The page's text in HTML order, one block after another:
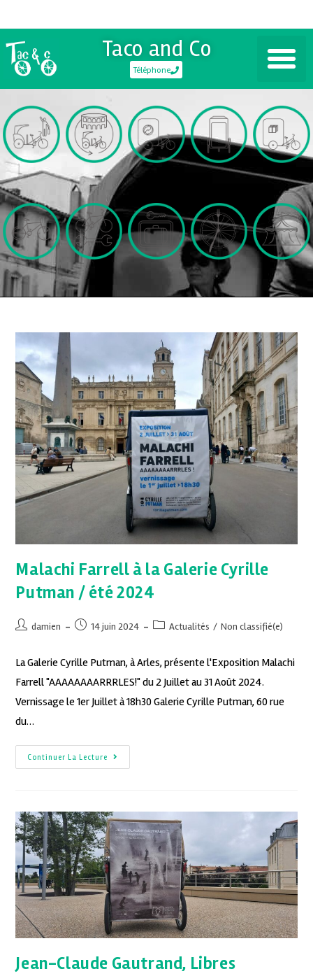
Taco and Co
Téléphone
Malachi Farrell à la Galerie Cyrille
Putman / été 2024
damien 14 juin 2024 Actualités / Non classifié(e)
La Galerie Cyrille Putman, à Arles, présente l'Exposition Malachi
Farrell "AAAAAAAARRRLES!" du 2 Juillet au 31 Août 2024.
Vernissage le 1er Juillet à 18h30 Galerie Cyrille Putman, 60 rue
du…
Continuer La Lecture
Jean-Claude Gautrand, Libres